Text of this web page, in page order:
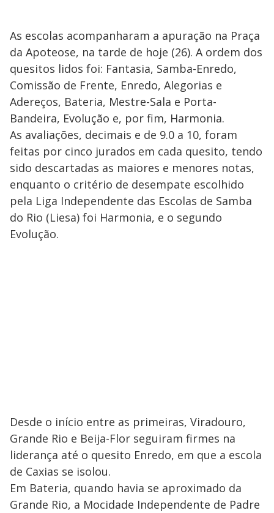
As escolas acompanharam a apuração na Praça
da Apoteose, na tarde de hoje (26). A ordem dos
quesitos lidos foi: Fantasia, Samba-Enredo,
Comissão de Frente, Enredo, Alegorias e
Adereços, Bateria, Mestre-Sala e Porta-
Bandeira, Evolução e, por fim, Harmonia.
As avaliações, decimais e de 9.0 a 10, foram
feitas por cinco jurados em cada quesito, tendo
sido descartadas as maiores e menores notas,
enquanto o critério de desempate escolhido
pela Liga Independente das Escolas de Samba
do Rio (Liesa) foi Harmonia, e o segundo
Evolução.
Desde o início entre as primeiras, Viradouro,
Grande Rio e Beija-Flor seguiram firmes na
liderança até o quesito Enredo, em que a escola
de Caxias se isolou.
Em Bateria, quando havia se aproximado da
Grande Rio, a Mocidade Independente de Padre